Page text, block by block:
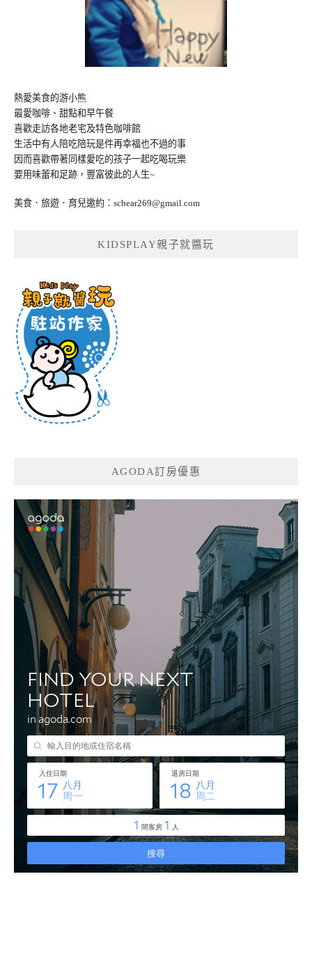
熱愛美食的游小熊
最愛咖啡、甜點和早午餐
喜歡走訪各地老宅及特色咖啡館
生活中有人陪吃陪玩是件再幸福也不過的事
因而喜歡帶著同樣愛吃的孩子一起吃喝玩樂
要用味蕾和足跡，豐富彼此的人生~
美食．旅遊．育兒邀約： scbear269@gmail.com
KIDSPLAY親子就醬玩
AGODA訂房優惠